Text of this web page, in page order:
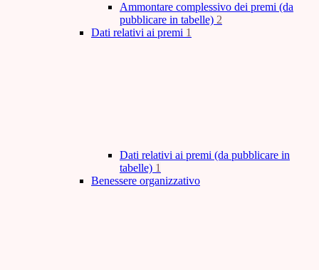
Ammontare complessivo dei premi (da
pubblicare in tabelle) 2
Dati relativi ai premi 1
Dati relativi ai premi (da pubblicare in
tabelle) 1
Benessere organizzativo